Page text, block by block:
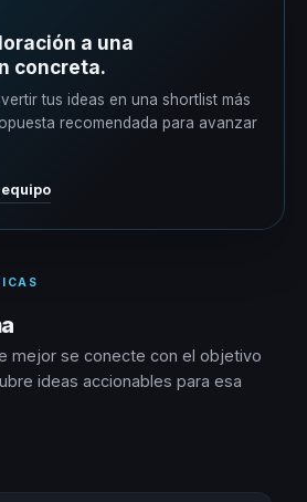
a una
concreta.
tus ideas en una shortlist más
recomendada para avanzar
mejor se conecte con el objetivo
ideas accionables para esa